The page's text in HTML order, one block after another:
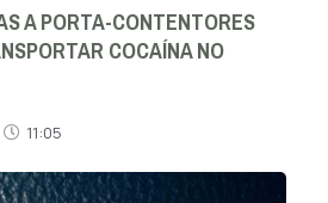
A PORTA-CONTENTORES
COCAÍNA NO
11:05